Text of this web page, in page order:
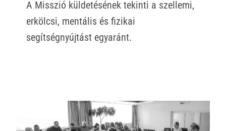
A Misszió küldetésének tekinti a szellemi,
erkölcsi, mentális és fizikai
segítségnyújtást egyaránt.